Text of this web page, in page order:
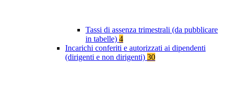
Tassi di assenza trimestrali (da pubblicare
in tabelle) 4
Incarichi conferiti e autorizzati ai dipendenti
(dirigenti e non dirigenti) 30